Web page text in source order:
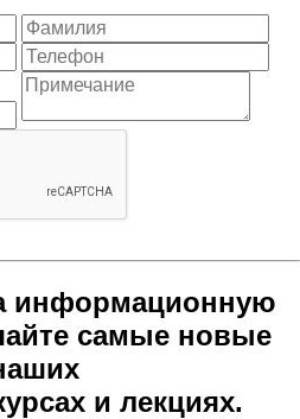
информационную
самые новые
и лекциях.